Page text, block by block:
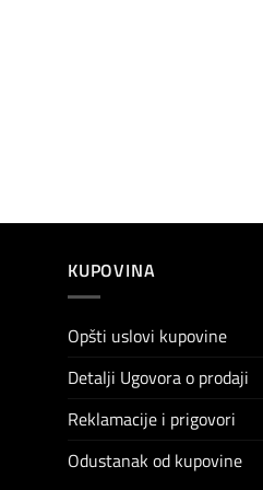
KUPOVINA
Opšti uslovi kupovine
Detalji Ugovora o prodaji
Reklamacije i prigovori
Odustanak od kupovine